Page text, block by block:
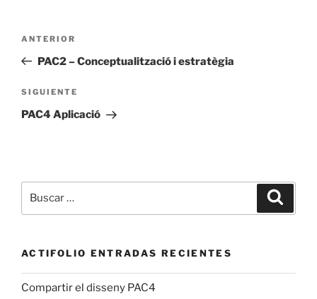
entradas
Entrada
anterior:
ANTERIOR
PAC2 – Conceptualització i estratègia
Siguiente
entrada
SIGUIENTE
PAC4 Aplicació
por:
ACTIFOLIO ENTRADAS RECIENTES
Compartir el disseny PAC4